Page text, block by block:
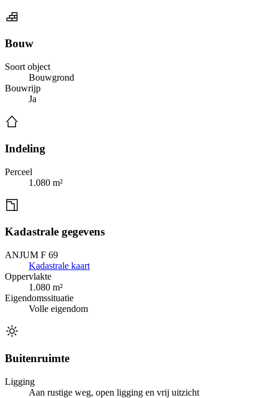
Bouw
Soort object
Bouwgrond
Bouwrijp
Ja
Indeling
Perceel
1.080 m²
Kadastrale gegevens
ANJUM F 69
Kadastrale kaart
Oppervlakte
1.080 m²
Eigendomssituatie
Volle eigendom
Buitenruimte
Ligging
Aan rustige weg, open ligging en vrij uitzicht